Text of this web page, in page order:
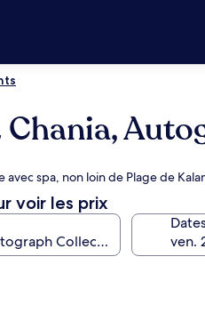
spa, non loin de Plage de
voir les prix
Dates